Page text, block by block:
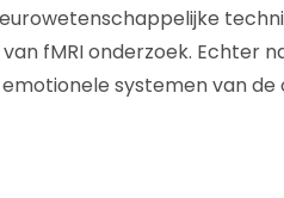
fMRI onderzoek. Echter
systemen van